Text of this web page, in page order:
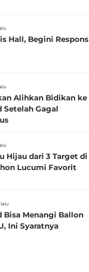
Hall, Begini Respons
Alihkan Bidikan ke
Setelah Gagal
Hijau dari 3 Target di
Lucumi Favorit
Bisa Menangi Ballon
Ini Syaratnya